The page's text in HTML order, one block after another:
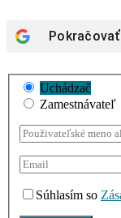
Uchádzač
Zamestnávateľ
Súhlasím so